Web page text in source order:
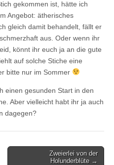
gekommen ist, hätte ich
Angebot: ätherisches
gleich damit behandelt, fällt er
aus. Oder wenn ihr
könnt ihr euch ja an die gute
auf solche Stiche eine
bitte nur im Sommer
einen gesunden Start in den
Aber vielleicht habt ihr ja auch
dagegen?
Zweierlei von der
Holunderblüte →